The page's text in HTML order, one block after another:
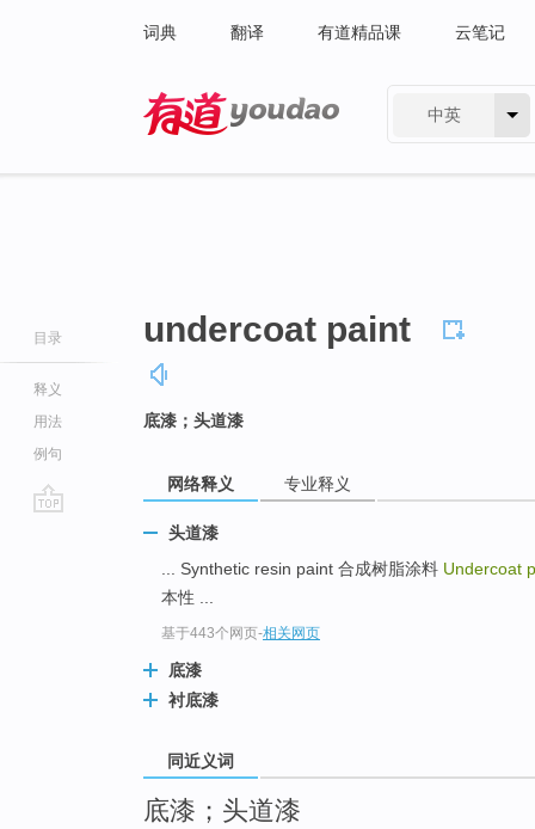
词典 翻译 有道精品课 云笔记
中英
目录
释义
用法
例句
undercoat paint
底漆；头道漆
网络释义 专业释义
头道漆
... Synthetic resin paint 合成树脂涂料 Undercoat
本性 ...
基于443个网页-相关网页
底漆
衬底漆
同近义词
底漆；头道漆